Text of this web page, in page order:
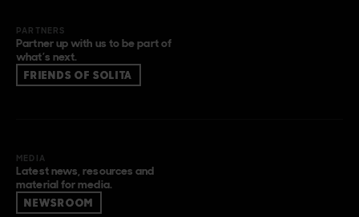
PARTNERS
Partner up with us to be part of
what’s next.
FRIENDS OF SOLITA
MEDIA
Latest news, resources and
material for media.
NEWSROOM